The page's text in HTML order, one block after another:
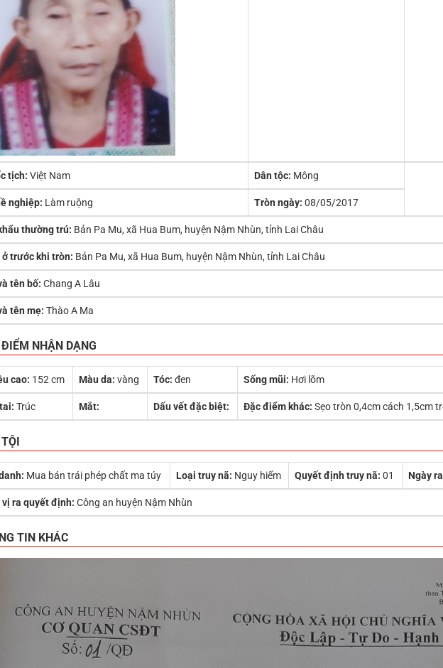
tịch: Việt Nam Dân tộc: Mông
nghiệp: Làm ruộng Tròn ngày: 08/05/2017
thường trú: Bản Pa Mu, xã Hua Bum, huyện Nậm Nhùn, tỉnh Lai Châu
ở trước khi tròn: Bản Pa Mu, xã Hua Bum, huyện Nậm Nhùn, tỉnh Lai Châu
tên bố: Chang A Lâu
tên mẹ: Thào A Ma
NHẬN DẠNG
cao: 152 cm Màu da: vàng Tóc: đen Sống mũi: Hơi lõm
Trúc Mắt: Dấu vết đặc biệt: Đặc điểm khác: Sẹo tròn 0,4cm cách 1,5cm
Mua bán trái phép chất ma túy Loại truy nã: Nguy hiểm Quyết định truy nã: 01 Ngày
ra quyết định: Công an huyện Nậm Nhùn
TIN KHÁC